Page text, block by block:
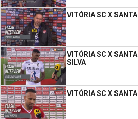
VITÓRIA SC X
VITÓRIA SC X
SILVA
VITÓRIA SC X